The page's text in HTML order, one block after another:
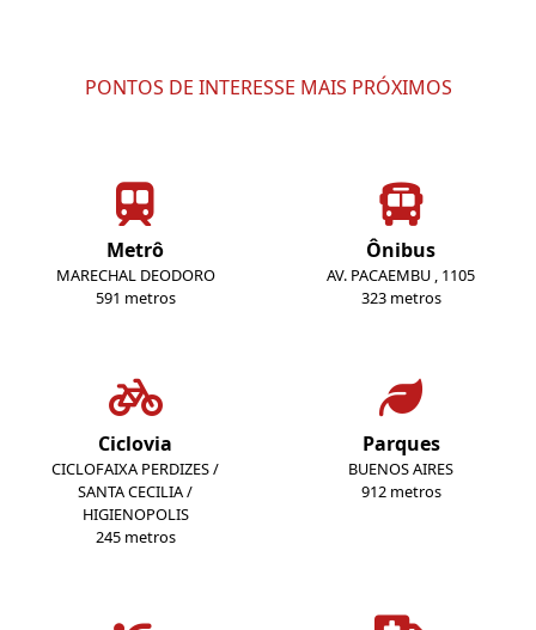
PONTOS DE INTERESSE MAIS PRÓXIMOS
Metrô
MARECHAL DEODORO
591 metros
Ônibus
AV. PACAEMBU , 1105
323 metros
Ciclovia
CICLOFAIXA PERDIZES /
SANTA CECILIA /
HIGIENOPOLIS
245 metros
Parques
BUENOS AIRES
912 metros